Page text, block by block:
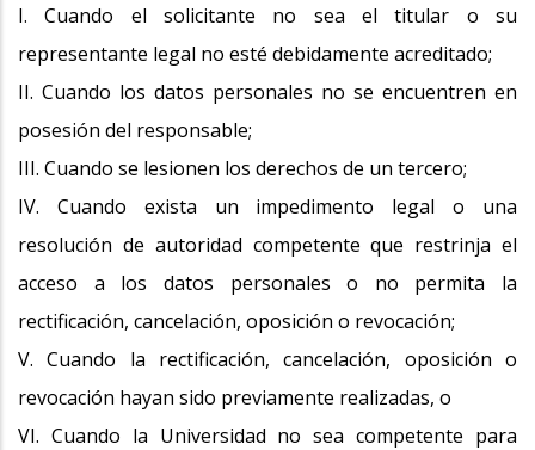
I. Cuando el solicitante no sea el titular o su
representante legal no esté debidamente acreditado;
II. Cuando los datos personales no se encuentren en
posesión del responsable;
III. Cuando se lesionen los derechos de un tercero;
IV. Cuando exista un impedimento legal o una
resolución de autoridad competente que restrinja el
acceso a los datos personales o no permita la
rectificación, cancelación, oposición o revocación;
V. Cuando la rectificación, cancelación, oposición o
revocación hayan sido previamente realizadas, o
VI. Cuando la Universidad no sea competente para